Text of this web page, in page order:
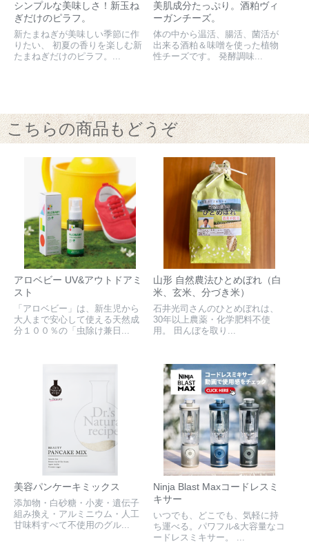
シンプルな美味しさ！新玉ね
ぎだけのピラフ。
新たまねぎが美味しい季節に作
りたい、 初夏の香りを楽しむ新
たまねぎだけのピラフ。...
美肌成分たっぷり。酒粕ヴィ
ーガンチーズ。
体の中から温活、腸活、菌活が
出来る酒粕＆味噌を使った植物
性チーズです。 発酵調味...
こちらの商品もどうぞ
アロベビー UV&アウトドアミ
スト
「アロベビー」は、新生児から
大人まで安心して使える天然成
分１００％の「虫除け兼日...
山形 自然農法ひとめぼれ（白
米、玄米、分づき米）
石井光司さんのひとめぼれは、
30年以上農薬・化学肥料不使
用。 田んぼを取り...
美容パンケーキミックス
添加物・白砂糖・小麦・遺伝子
組み換え・アルミニウム・人工
甘味料すべて不使用のグル...
Ninja Blast Maxコードレスミ
キサー
いつでも、どこでも、気軽に持
ち運べる。パワフル&大容量なコ
ードレスミキサー。 ...